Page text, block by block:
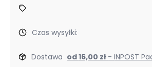
Czas wysyłki:
Dostawa od 16,00 zł